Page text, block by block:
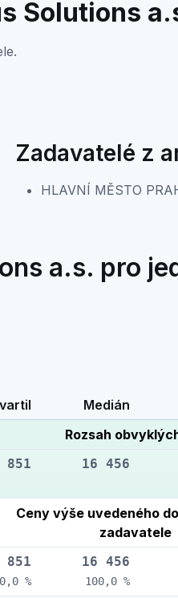
Solutions
Zadavatelé z
HLAVNÍ MĚSTO
a.s. pro
Medián
Rozsah
851 16 456
Ceny výše uvedeného
zadavatele
851
%
16 456
100,0 %